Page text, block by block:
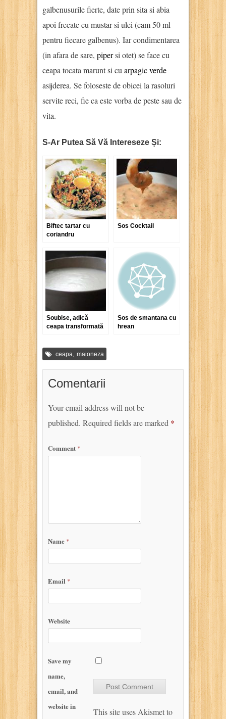
galbenusurile fierte, date prin sita si abia
apoi frecate cu mustar si ulei (cam 50 ml
pentru fiecare galbenus). Iar condimentarea
(in afara de sare, pipersi otet) se face cu
ceapa tocata marunt si cu arpagic verde
asijderea. Se foloseste de obicei la rasoluri
servite reci, fie ca este vorba de peste sau de
vita.
S-Ar Putea Să Vă Intereseze Și:
Biftec tartar cu
coriandru
Sos Cocktail
Soubise, adică
ceapa transformată
Sos de smantana cu
hrean
ceapa, maioneza
Comentarii
Your email address will not be
published. Required fields are marked *
Comment *
Name *
Email *
Website
Save my
name,
email, and
website in
This site uses Akismet to